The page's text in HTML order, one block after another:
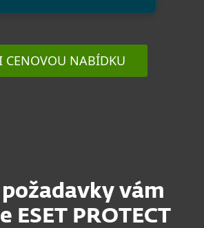
CENOVOU NABÍDKU
vám
ESET PROTECT